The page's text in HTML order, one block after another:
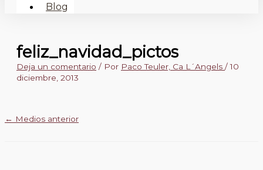
Blog
feliz_navidad_pictos
Deja un comentario / Por Paco Teuler, Ca L´Angels /10
diciembre, 2013
← Medios anterior